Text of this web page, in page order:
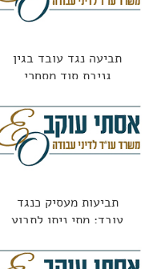
תביעה נגד עובד בגין
גניבת סוד מסחרי
תביעות מעסיק כנגד
עובד: מתי ניתן לתבוע